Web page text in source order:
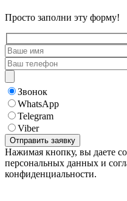
Просто заполни эту форму!
Звонок
WhatsApp
Telegram
Viber
Нажимая кнопку, вы даете
персональных данных и
конфиденциальности.